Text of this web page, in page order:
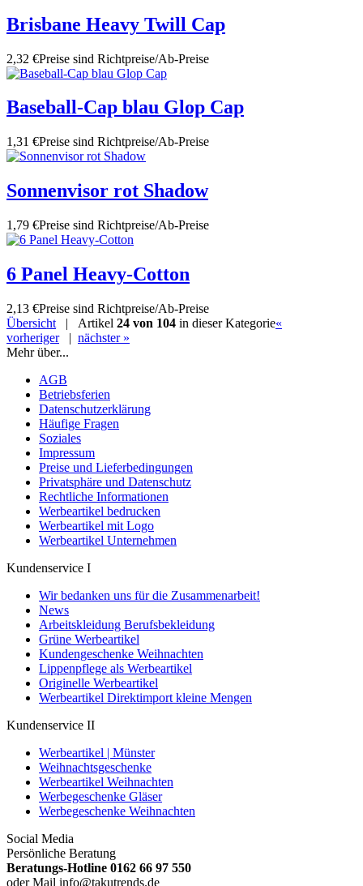
Brisbane Heavy Twill Cap
2,32 €Preise sind Richtpreise/Ab-Preise
Baseball-Cap blau Glop Cap
1,31 €Preise sind Richtpreise/Ab-Preise
Sonnenvisor rot Shadow
1,79 €Preise sind Richtpreise/Ab-Preise
6 Panel Heavy-Cotton
2,13 €Preise sind Richtpreise/Ab-Preise
Übersicht | Artikel 24 von 104 in dieser Kategorie«
vorheriger| nächster »
Mehr über...
AGB
Betriebsferien
Datenschutzerklärung
Häufige Fragen
Soziales
Impressum
Preise und Lieferbedingungen
Privatsphäre und Datenschutz
Rechtliche Informationen
Werbeartikel bedrucken
Werbeartikel mit Logo
Werbeartikel Unternehmen
Kundenservice I
Wir bedanken uns für die Zusammenarbeit!
News
Arbeitskleidung Berufsbekleidung
Grüne Werbeartikel
Kundengeschenke Weihnachten
Lippenpflege als Werbeartikel
Originelle Werbeartikel
Werbeartikel Direktimport kleine Mengen
Kundenservice II
Werbeartikel | Münster
Weihnachtsgeschenke
Werbeartikel Weihnachten
Werbegeschenke Gläser
Werbegeschenke Weihnachten
Social Media
Persönliche Beratung
Beratungs-Hotline 0162 66 97 550
oder Mail info@takutrends.de